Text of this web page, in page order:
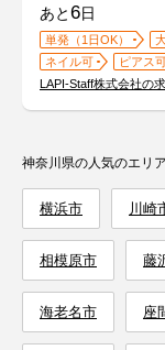
あと6日
単発（1日OK）
ネイル可
ピアス
LAPI-Staff株式会社の
神奈川県の人気のエリ
横浜市 川崎
相模原市 藤
海老名市 座